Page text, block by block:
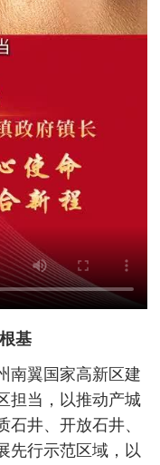
基
南翼国家高新区建
担当，以推动产城
石井、开放石井、
先行示范区域，以